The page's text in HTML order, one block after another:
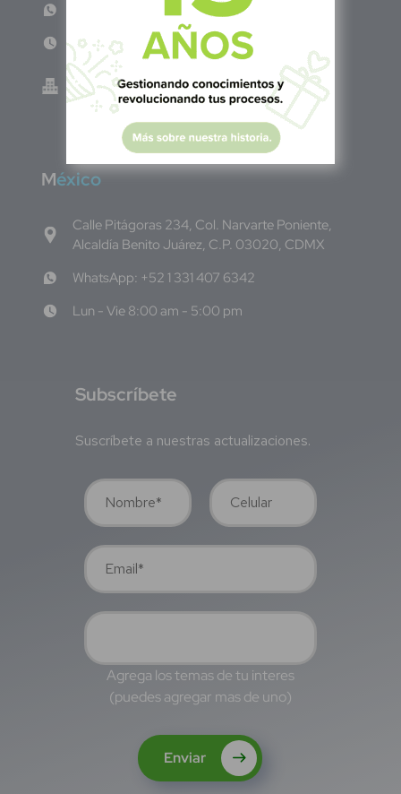
WhatsApp: +503 7687 3923
Lun - Vie 8:00am - 5:00pm
Green Know S.A de C.V - El Salvador 0614-
220118-102-0
México
Calle Pitágoras 234, Col. Narvarte Poniente,
Alcaldía Benito Juárez, C.P. 03020, CDMX
WhatsApp: +52 1 331 407 6342
Lun - Vie 8:00 am - 5:00 pm
Subscríbete
Suscríbete a nuestras actualizaciones.
Agrega los temas de tu interes
(puedes agregar mas de uno)
Enviar